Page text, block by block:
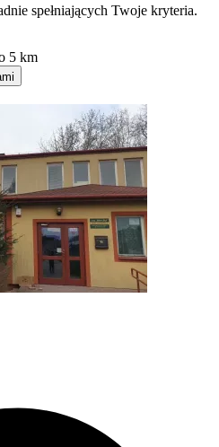
spełniających Twoje kryteria.
5 km